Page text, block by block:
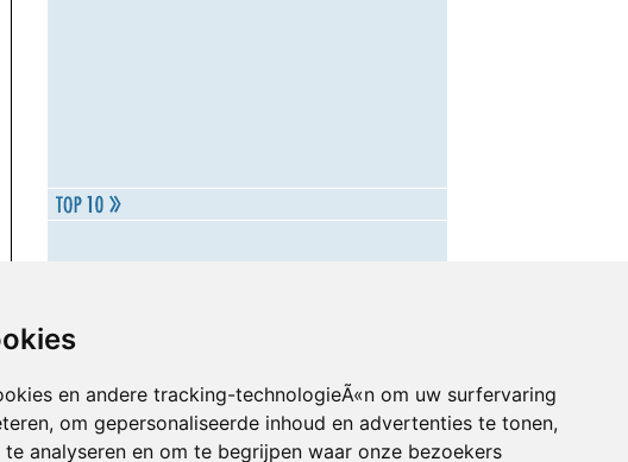
en andere tracking-technologieÃ«n om uw surfervaring
om gepersonaliseerde inhoud en advertenties te tonen,
analyseren en om te begrijpen waar onze bezoekers